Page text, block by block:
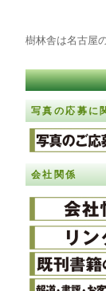
樹林舎は名古屋
写真の応募に
会社関係